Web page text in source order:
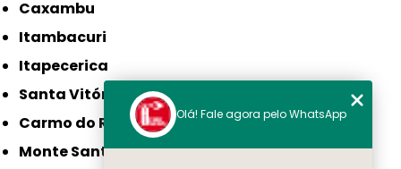
Caxambu
Itambacuri
Itapecerica
Santa Vitória
Carmo do Rio Claro
Monte Santo de Minas
Olá! Fale agora pelo WhatsApp